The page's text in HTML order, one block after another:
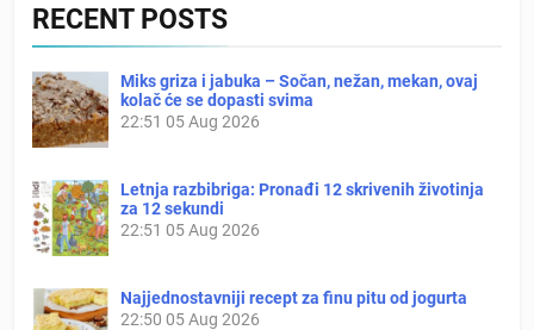
RECENT POSTS
Miks griza i jabuka – Sočan, nežan, mekan, ovaj
kolač će se dopasti svima
22:51 05 Aug 2026
Letnja razbibriga: Pronađi 12 skrivenih životinja
za 12 sekundi
22:51 05 Aug 2026
Najjednostavniji recept za finu pitu od jogurta
22:50 05 Aug 2026